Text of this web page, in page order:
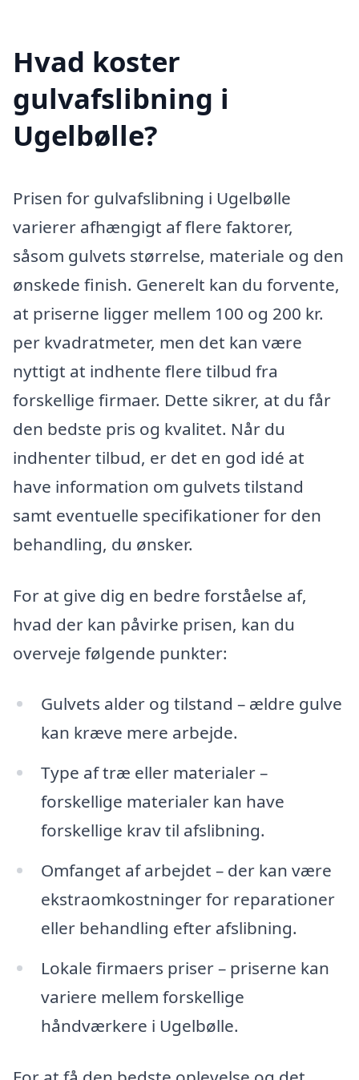
Hvad koster
gulvafslibning i
Ugelbølle?
Prisen for gulvafslibning i Ugelbølle
varierer afhængigt af flere faktorer,
såsom gulvets størrelse, materiale og den
ønskede finish. Generelt kan du forvente,
at priserne ligger mellem 100 og 200 kr.
per kvadratmeter, men det kan være
nyttigt at indhente flere tilbud fra
forskellige firmaer. Dette sikrer, at du får
den bedste pris og kvalitet. Når du
indhenter tilbud, er det en god idé at
have information om gulvets tilstand
samt eventuelle specifikationer for den
behandling, du ønsker.
For at give dig en bedre forståelse af,
hvad der kan påvirke prisen, kan du
overveje følgende punkter:
Gulvets alder og tilstand – ældre gulve
kan kræve mere arbejde.
Type af træ eller materialer –
forskellige materialer kan have
forskellige krav til afslibning.
Omfanget af arbejdet – der kan være
ekstraomkostninger for reparationer
eller behandling efter afslibning.
Lokale firmaers priser – priserne kan
variere mellem forskellige
håndværkere i Ugelbølle.